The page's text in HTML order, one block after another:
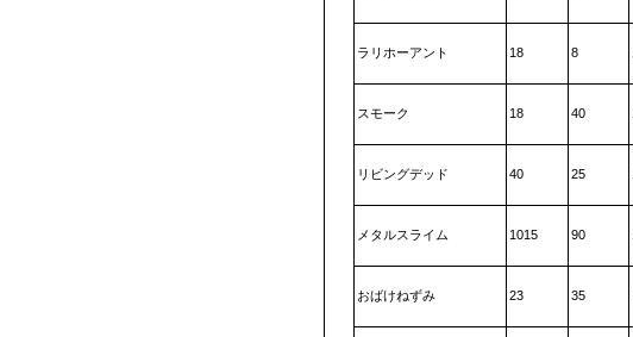
ラリホーアント 18 8
スモーク 18 40
リビングデッド 40 25
メタルスライム 1015 90
おばけねずみ 23 35